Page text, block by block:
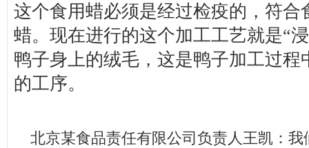
这个食用蜡必须是经过检疫的，符合
蜡。现在进行的这个加工工艺就是“
鸭子身上的绒毛，这是鸭子加工过程
的工序。
北京某食品责任有限公司负责人王凯：我